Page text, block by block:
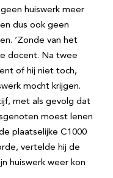
huiswerk meer
dus ook geen
‘Zonde van het
docent. Na twee
of hij niet toch,
mocht krijgen.
met als gevolg dat
moest lenen
plaatselijke C1000
vertelde hij de
huiswerk weer kon